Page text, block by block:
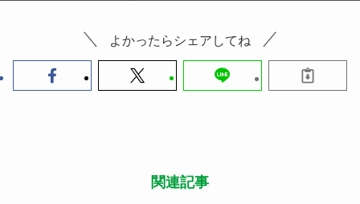
よかったらシェアしてね
関連記事